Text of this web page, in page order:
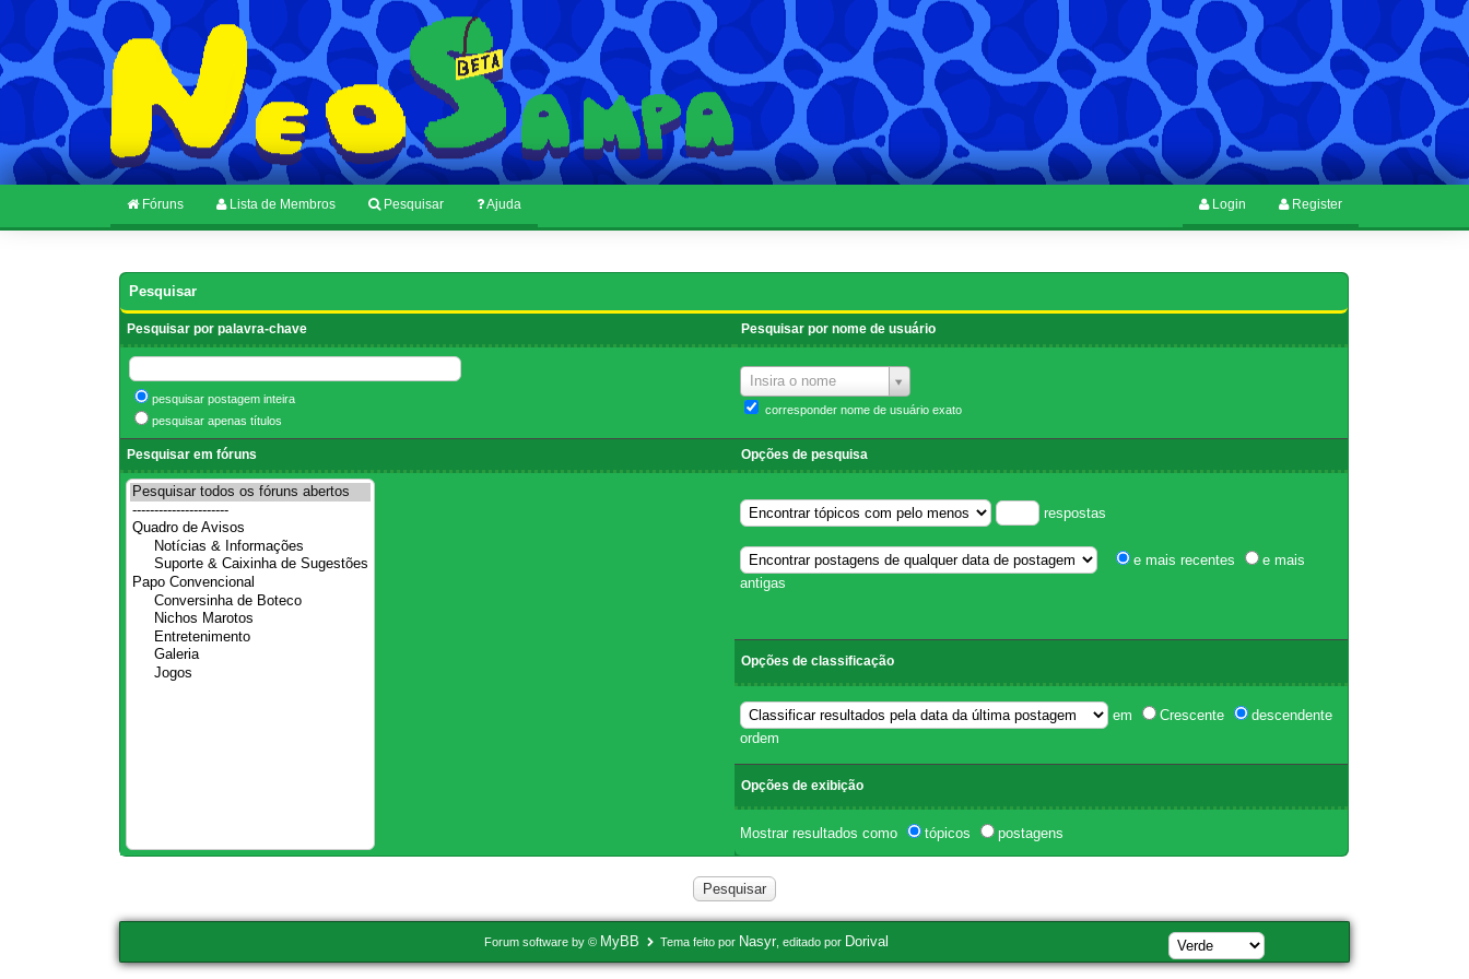
Fóruns Lista de Membros Pesquisar Ajuda Register
Login
Pesquisar
Pesquisar por palavra-chave Pesquisar por nome de usuário
pesquisar postagem inteira
pesquisar apenas títulos
Insira o nome
corresponder nome de usuário exato
Pesquisar em fóruns Opções de pesquisa
respostas
e mais recentes
e mais
antigas
Opções de classificação
em Crescente
descendente
ordem
Opções de exibição
Mostrar resultados como tópicos postagens
Forum software by © MyBB Tema feito por Nasyr, editado por Dorival